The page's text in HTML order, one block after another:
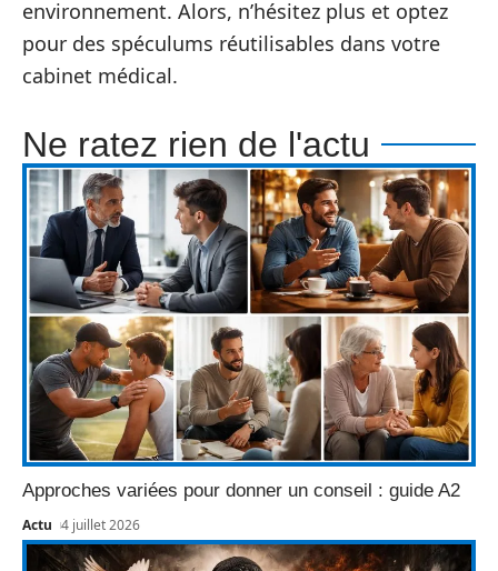
environnement. Alors, n’hésitez plus et optez
pour des spéculums réutilisables dans votre
cabinet médical.
Ne ratez rien de l'actu
Approches variées pour donner un conseil : guide A2
Actu 4 juillet 2026